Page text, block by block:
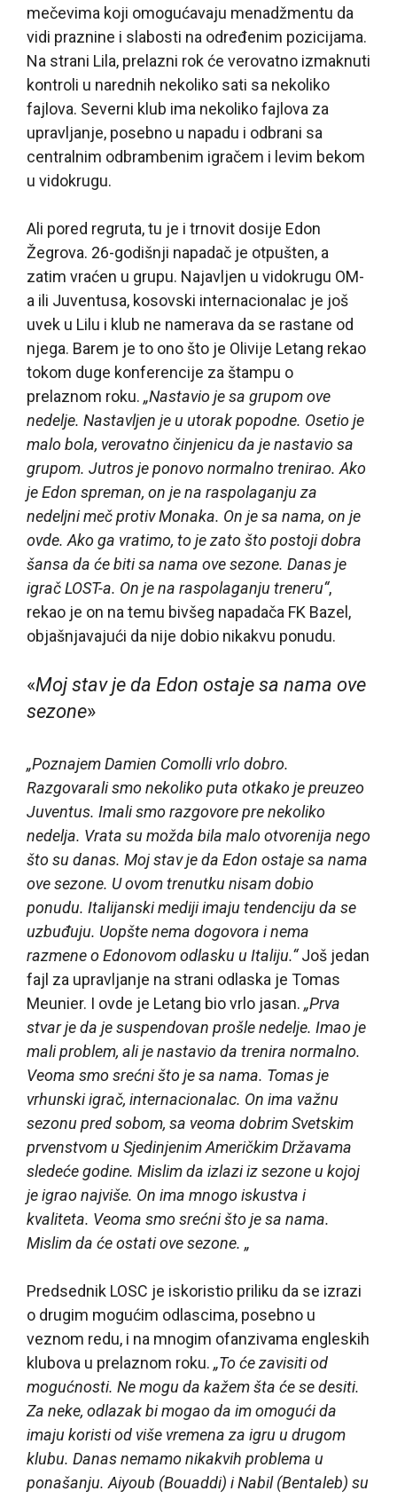
mečevima koji omogućavaju menadžmentu da
vidi praznine i slabosti na određenim pozicijama.
Na strani Lila, prelazni rok će verovatno izmaknuti
kontroli u narednih nekoliko sati sa nekoliko
fajlova. Severni klub ima nekoliko fajlova za
upravljanje, posebno u napadu i odbrani sa
centralnim odbrambenim igračem i levim bekom
u vidokrugu.
Ali pored regruta, tu je i trnovit dosije Edon
Žegrova. 26-godišnji napadač je otpušten, a
zatim vraćen u grupu. Najavljen u vidokrugu OM-
a ili Juventusa, kosovski internacionalac je još
uvek u Lilu i klub ne namerava da se rastane od
njega. Barem je to ono što je Olivije Letang rekao
tokom duge konferencije za štampu o
prelaznom roku. „Nastavio je sa grupom ove
nedelje. Nastavljen je u utorak popodne. Osetio je
malo bola, verovatno činjenicu da je nastavio sa
grupom. Jutros je ponovo normalno trenirao. Ako
je Edon spreman, on je na raspolaganju za
nedeljni meč protiv Monaka. On je sa nama, on je
ovde. Ako ga vratimo, to je zato što postoji dobra
šansa da će biti sa nama ove sezone. Danas je
igrač LOST-a. On je na raspolaganju treneru“,
rekao je on na temu bivšeg napadača FK Bazel,
objašnjavajući da nije dobio nikakvu ponudu.
«Moj stav je da Edon ostaje sa nama ove
sezone»
„Poznajem Damien Comolli vrlo dobro.
Razgovarali smo nekoliko puta otkako je preuzeo
Juventus. Imali smo razgovore pre nekoliko
nedelja. Vrata su možda bila malo otvorenija nego
što su danas. Moj stav je da Edon ostaje sa nama
ove sezone. U ovom trenutku nisam dobio
ponudu. Italijanski mediji imaju tendenciju da se
uzbuđuju. Uopšte nema dogovora i nema
razmene o Edonovom odlasku u Italiju.“Još jedan
fajl za upravljanje na strani odlaska je Tomas
Meunier. I ovde je Letang bio vrlo jasan. „Prva
stvar je da je suspendovan prošle nedelje. Imao je
mali problem, ali je nastavio da trenira normalno.
Veoma smo srećni što je sa nama. Tomas je
vrhunski igrač, internacionalac. On ima važnu
sezonu pred sobom, sa veoma dobrim Svetskim
prvenstvom u Sjedinjenim Američkim Državama
sledeće godine. Mislim da izlazi iz sezone u kojoj
je igrao najviše. On ima mnogo iskustva i
kvaliteta. Veoma smo srećni što je sa nama.
Mislim da će ostati ove sezone. „
Predsednik LOSC je iskoristio priliku da se izrazi
o drugim mogućim odlascima, posebno u
veznom redu, i na mnogim ofanzivama engleskih
klubova u prelaznom roku. „To će zavisiti od
mogućnosti. Ne mogu da kažem šta će se desiti.
Za neke, odlazak bi mogao da im omogući da
imaju koristi od više vremena za igru u drugom
klubu. Danas nemamo nikakvih problema u
ponašanju. Aiyoub (Bouaddi) i Nabil (Bentaleb) su